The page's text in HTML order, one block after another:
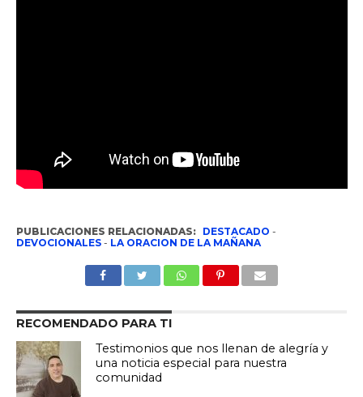
PUBLICACIONES RELACIONADAS: DESTACADO -
DEVOCIONALES- LA ORACION DE LA MAÑANA
RECOMENDADO PARA TI
Testimonios que nos llenan de alegría y
una noticia especial para nuestra
comunidad